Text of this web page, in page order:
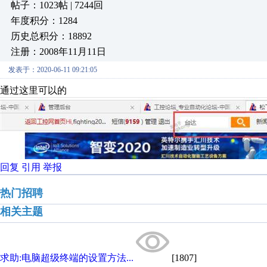
帖子：1023帖 | 7244回
年度积分：1284
历史总积分：18892
注册：2008年11月11日
发表于：2020-06-11 09:21:05
通过这里可以的
回复 引用 举报
热门招聘
相关主题
求助:电脑超级终端的设置方法... [1807]